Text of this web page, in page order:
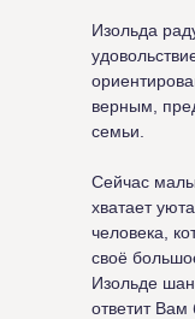
Изольда
верным,
семьи.
Сейчас
хватает
человека,
своё
Изольде
ответит Вам